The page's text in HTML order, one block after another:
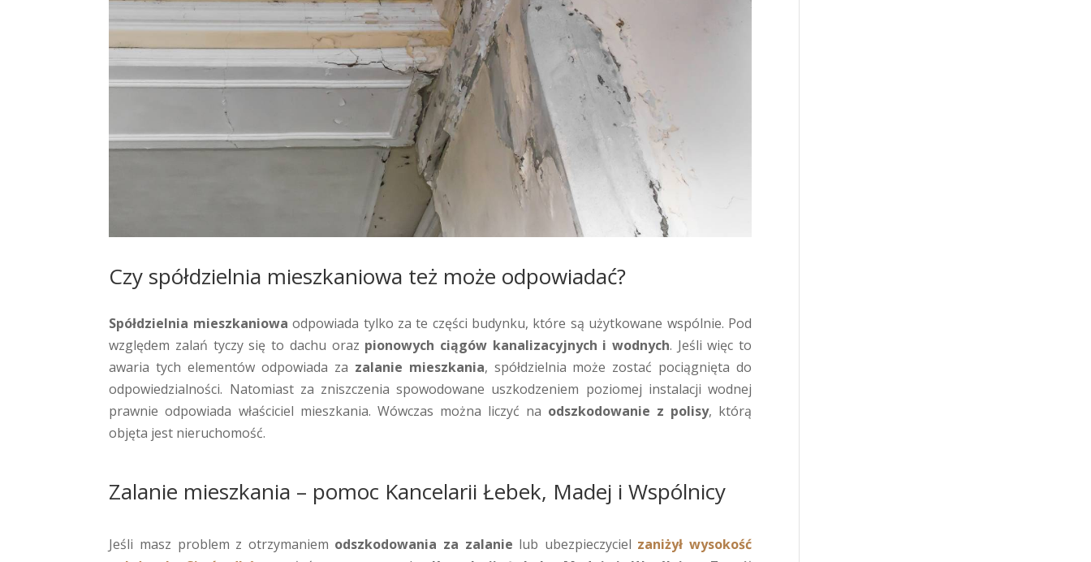
Czy spółdzielnia mieszkaniowa też może odpowiadać?
Spółdzielnia mieszkaniowa odpowiada tylko za te części budynku, które są użytkowane wspólnie. Pod
względem zalań tyczy się to dachu oraz pionowych ciągów kanalizacyjnych i wodnych. Jeśli więc to
awaria tych elementów odpowiada za zalanie mieszkania, spółdzielnia może zostać pociągnięta do
odpowiedzialności. Natomiast za zniszczenia spowodowane uszkodzeniem poziomej instalacji wodnej
prawnie odpowiada właściciel mieszkania. Wówczas można liczyć na odszkodowanie z polisy, którą
objęta jest nieruchomość.
Zalanie mieszkania – pomoc Kancelarii Łebek, Madej i Wspólnicy
Jeśli masz problem z otrzymaniem odszkodowania za zalanie lub ubezpieczyciel zaniżył wysokość